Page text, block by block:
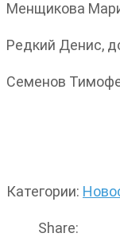
Менщикова
Редкий Денис,
Семенов
Категории:
Share: